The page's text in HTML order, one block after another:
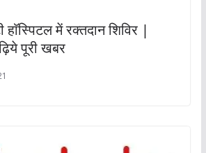
हाॅस्पिटल में रक्तदान शिविर |
पूरी खबर